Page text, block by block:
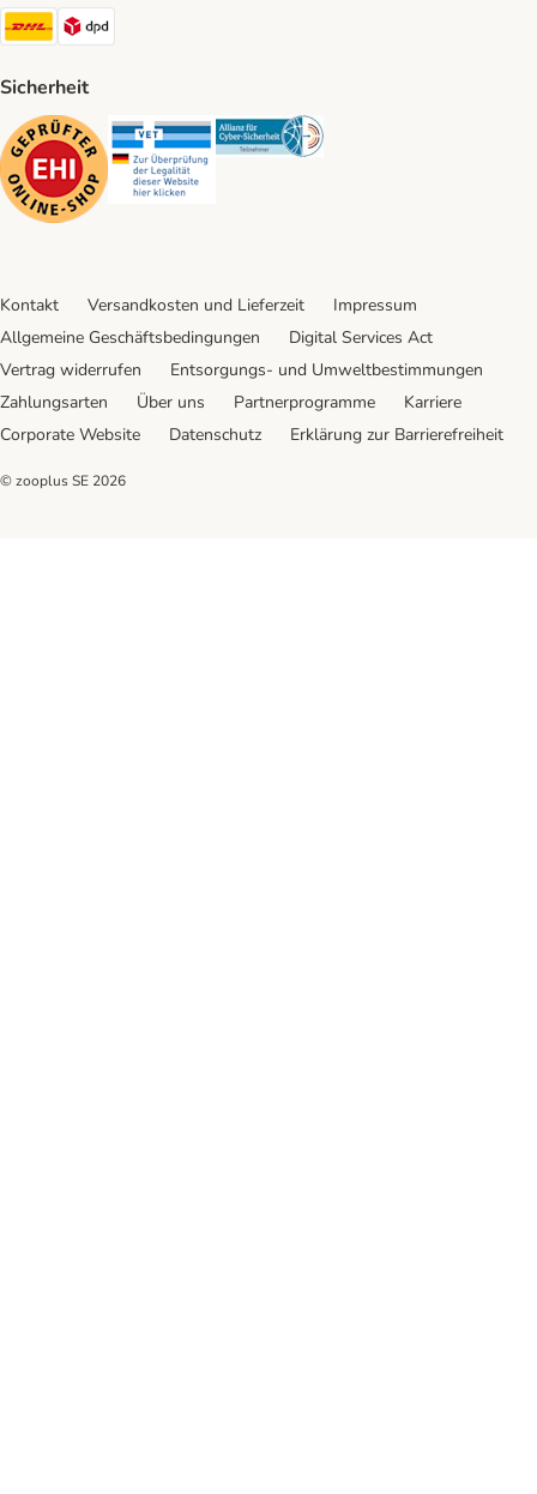
DHL Shipping Method
Sicherheit
Security Security Security
Kontakt Versandkosten und Lieferzeit
Impressum
Allgemeine Geschäftsbedingungen
Digital Services Act
Vertrag widerrufen
Entsorgungs- und Umweltbestimmungen
Zahlungsarten
Über uns Partnerprogramme
Karriere
Corporate Website
Datenschutz Erklärung zur Barrierefreiheit
© zooplus SE 2026